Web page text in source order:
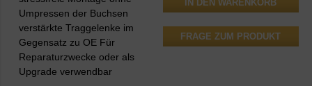
FRAGE ZUM PRODUKT
Umpressen der Buchsen
verstärkte Traggelenke im
Gegensatz zu OE Für
Reparaturzwecke oder als
Upgrade verwendbar